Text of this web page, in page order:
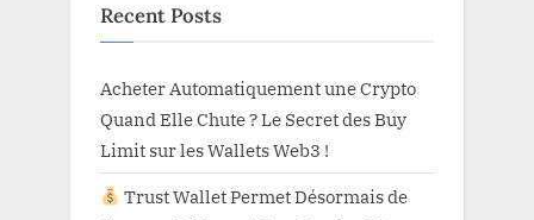
Recent Posts
Acheter Automatiquement une Crypto
Quand Elle Chute ? Le Secret des Buy
Limit sur les Wallets Web3 !
Trust Wallet Permet Désormais de